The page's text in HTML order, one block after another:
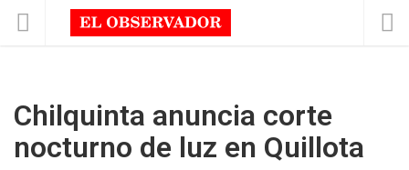
Chilquinta anuncia corte
nocturno de luz en Quillota